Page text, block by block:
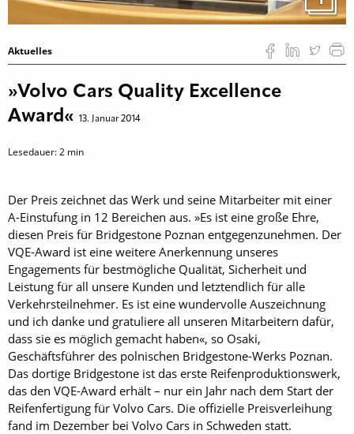
Aktuelles
»Volvo Cars Quality Excellence
Award« 13. Januar 2014
Lesedauer:2 min
Der Preis zeichnet das Werk und ­seine Mitarbeiter mit einer
A-Ein­stufung in 12 Bereichen aus. »Es ist eine große ­Ehre,
diesen Preis für Bridgestone Poznan entgegen­zunehmen. Der
VQE-Award ist eine weitere Anerkennung ­unseres
Engagements für bestmögliche Qualität, Sicherheit und
Leistung für all unsere Kunden und letztendlich für alle
Verkehrsteilnehmer. Es ist eine wundervolle Auszeichnung
und ich danke und gratuliere all unseren Mitarbeitern dafür,
dass sie es möglich gemacht haben«, so Osaki,
Geschäftsführer des polnischen Bridgestone-Werks Poznan.
Das dortige Bridgestone ist das erste Reifenproduktionswerk,
das den VQE-Award erhält – nur ein Jahr nach dem Start der
Reifenfertigung für Volvo Cars. Die offizielle Preisverleihung
fand im Dezember bei ­Volvo Cars in Schweden statt.